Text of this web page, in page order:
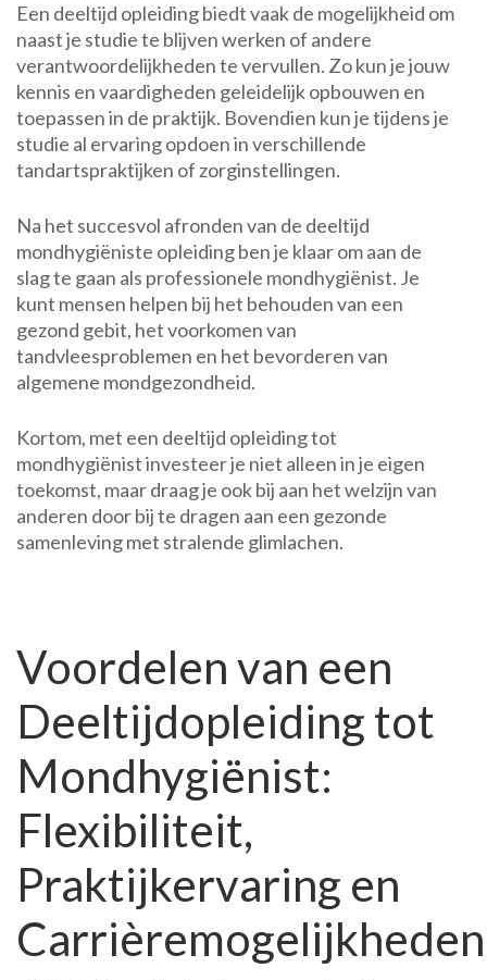
Een deeltijd opleiding biedt vaak de mogelijkheid om
naast je studie te blijven werken of andere
verantwoordelijkheden te vervullen. Zo kun je jouw
kennis en vaardigheden geleidelijk opbouwen en
toepassen in de praktijk. Bovendien kun je tijdens je
studie al ervaring opdoen in verschillende
tandartspraktijken of zorginstellingen.
Na het succesvol afronden van de deeltijd
mondhygiëniste opleiding ben je klaar om aan de
slag te gaan als professionele mondhygiënist. Je
kunt mensen helpen bij het behouden van een
gezond gebit, het voorkomen van
tandvleesproblemen en het bevorderen van
algemene mondgezondheid.
Kortom, met een deeltijd opleiding tot
mondhygiënist investeer je niet alleen in je eigen
toekomst, maar draag je ook bij aan het welzijn van
anderen door bij te dragen aan een gezonde
samenleving met stralende glimlachen.
Voordelen van een
Deeltijdopleiding tot
Mondhygiënist:
Flexibiliteit,
Praktijkervaring en
Carrièremogelijkheden